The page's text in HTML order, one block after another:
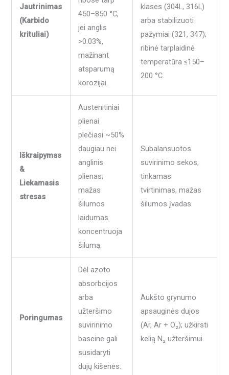
Jautrinimas
(Karbido
krituliai)
450–850 °C,
jei anglis
>0.03%,
mažinant
atsparumą
korozijai.
klases (304L, 316L)
arba stabilizuoti
pažymiai (321, 347);
ribinė tarplaidinė
temperatūra ≤150–
200 °C.
Iškraipymas
&
Liekamasis
stresas
Austenitiniai
plienai
plečiasi ~50%
daugiau nei
anglinis
plienas;
mažas
šilumos
laidumas
koncentruoja
šilumą.
Subalansuotos
suvirinimo sekos,
tinkamas
tvirtinimas, mažas
šilumos įvadas.
Poringumas
Dėl azoto
absorbcijos
arba
užteršimo
suvirinimo
baseine gali
susidaryti
dujų kišenės.
Aukšto grynumo
apsauginės dujos
(Ar, Ar + O₂); užkirsti
kelią N₂ užteršimui.